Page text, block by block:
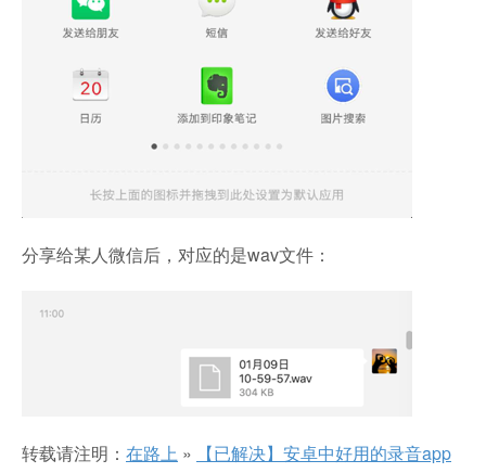
分享给某人微信后，对应的是wav文件：
转载请注明： 在路上 » 【已解决】安卓中好用的录音app